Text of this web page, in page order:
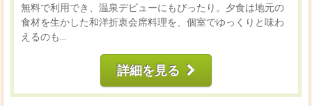
無料で利用でき、温泉デビューにもぴったり。夕食は地元の
食材を生かした和洋折衷会席料理を、個室でゆっくりと味わ
えるのも...
詳細を見る